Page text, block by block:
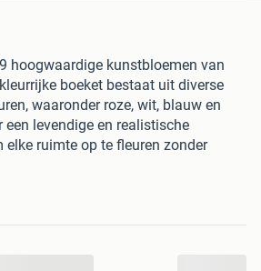
hoogwaardige kunstbloemen van
boeket bestaat uit diverse
waaronder roze, wit, blauw en
levendige en realistische
ruimte op te fleuren zonder
zijn gemaakt van zijde en textiel,
uitstraling. Perfect voor